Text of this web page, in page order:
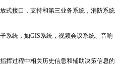
式接口，支持和第三业务系统，消防系统
系统，如GIS系统，视频会议系统、音响
挥过程中相关历史信息和辅助决策信息的